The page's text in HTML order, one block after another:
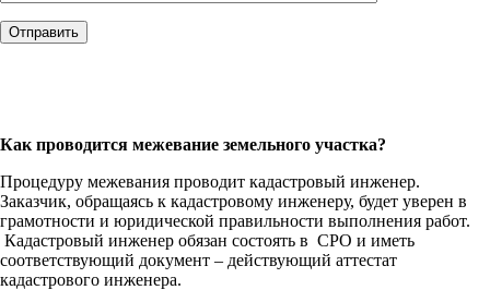
Как проводится межевание земельного участка?
Процедуру межевания проводит кадастровый инженер.
Заказчик, обращаясь к кадастровому инженеру, будет уверен в
грамотности и юридической правильности выполнения работ.
Кадастровый инженер обязан состоять в СРО и иметь
соответствующий документ – действующий аттестат
кадастрового инженера.